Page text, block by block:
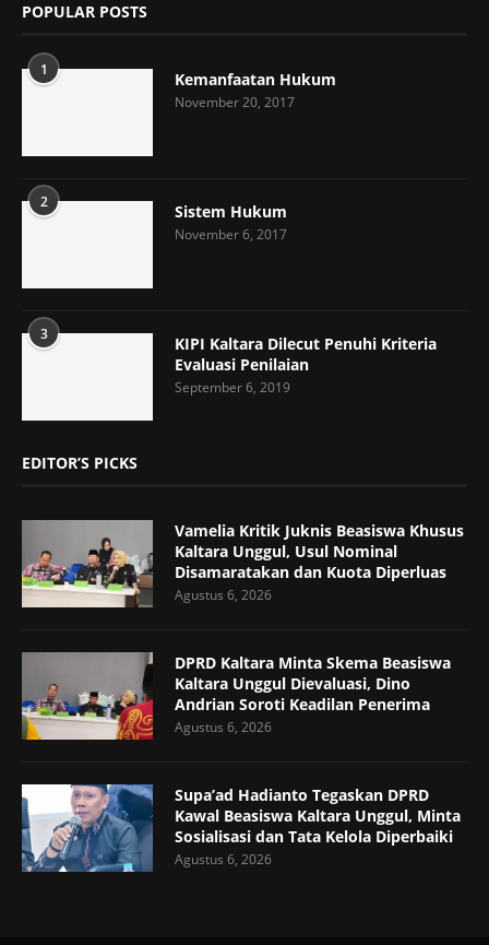
POPULAR POSTS
1 Kemanfaatan Hukum
November 20, 2017
2 Sistem Hukum
November 6, 2017
3
KIPI Kaltara Dilecut Penuhi Kriteria
Evaluasi Penilaian
September 6, 2019
EDITOR’S PICKS
Vamelia Kritik Juknis Beasiswa Khusus
Kaltara Unggul, Usul Nominal
Disamaratakan dan Kuota Diperluas
Agustus 6, 2026
DPRD Kaltara Minta Skema Beasiswa
Kaltara Unggul Dievaluasi, Dino
Andrian Soroti Keadilan Penerima
Agustus 6, 2026
Supa’ad Hadianto Tegaskan DPRD
Kawal Beasiswa Kaltara Unggul, Minta
Sosialisasi dan Tata Kelola Diperbaiki
Agustus 6, 2026